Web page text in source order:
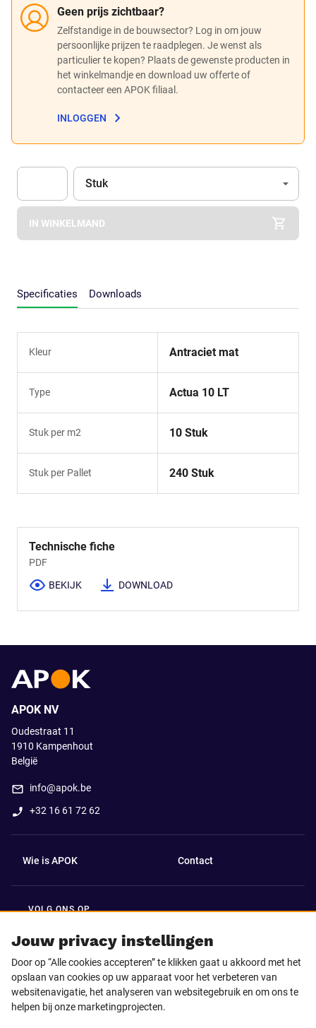
Geen prijs zichtbaar?
Zelfstandige in de bouwsector? Log in om jouw
persoonlijke prijzen te raadplegen. Je wenst als
particulier te kopen? Plaats de gewenste producten in
het winkelmandje en download uw offerte of
contacteer een APOK filiaal.
INLOGGEN
Apok.Product.Detail.AddToCart.Quantity (Optioneel)
Eenheid
Stuk
IN WINKELMAND
Specificaties Downloads
Kleur Antraciet mat
Type Actua 10 LT
Stuk per m2 10 Stuk
Stuk per Pallet 240 Stuk
Technische fiche
PDF
BEKIJK DOWNLOAD
Jouw privacy instellingen
Door op “Alle cookies accepteren” te klikken gaat u akkoord met het
opslaan van cookies op uw apparaat voor het verbeteren van
websitenavigatie, het analyseren van websitegebruik en om ons te
helpen bij onze marketingprojecten.
APOK NV
Oudestraat 11
1910 Kampenhout
België
info@apok.be
+32 16 61 72 62
Wie is APOK Contact
VOLG ONS OP
Facebook LinkedIn
Instagram TikTok